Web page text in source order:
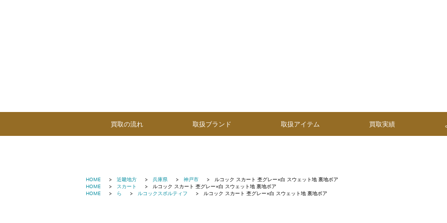
買取の流れ 取扱ブランド 取扱アイテム 買取実績
HOME 近畿地方 兵庫県 神戸市
ルコック スカート 杢グレー×白 スウェット地 裏地ボア
HOME
スカート
ルコック スカート 杢グレー×白 スウェット地 裏地ボア
HOME
ら ルコックスポルティフ ルコック スカート 杢グレー×白 スウェット地 裏地ボア